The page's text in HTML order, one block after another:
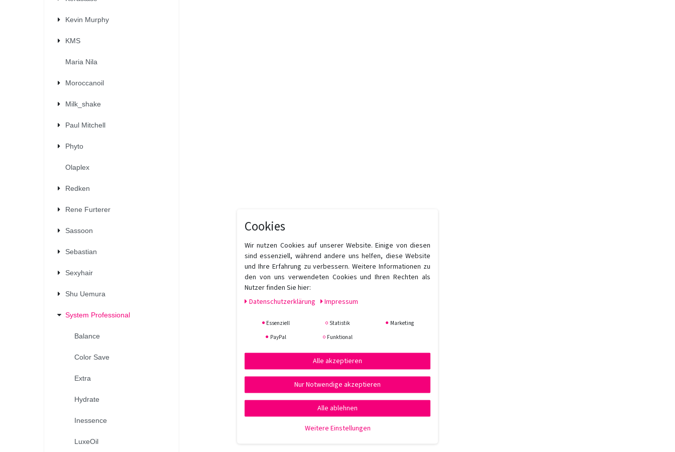
Kevin Murphy
KMS
Maria Nila
Moroccanoil
Milk_shake
Paul Mitchell
Phyto
Olaplex
Redken
Rene Furterer
Sassoon
Sebastian
Sexyhair
Shu Uemura
System Professional
Balance
Color Save
Extra
Hydrate
Inessence
LuxeOil
Cookies
Wir nutzen Cookies auf unserer Website. Einige von diesen
sind essenziell, während andere uns helfen, diese Website
und Ihre Erfahrung zu verbessern. Weitere Informationen zu
den von uns verwendeten Cookies und Ihren Rechten als
Nutzer finden Sie hier:
Daten­schutz­erklärung
Impressum
Essenziell Statistik
Marketing
PayPal
Funktional
Alle akzeptieren
Nur Notwendige akzeptieren
Alle ablehnen
Weitere Einstellungen